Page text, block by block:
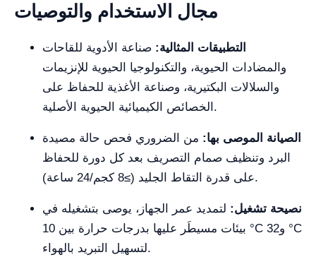
مجال الاستخدام والتوصيات
التطبيقات المثالية: صناعة الأدوية للقاحات
والمضادات الحيوية، والتكنولوجيا الحيوية للإنزيمات
والسلالات البكتيرية، وصناعة الأغذية للحفاظ على
الخصائص الكيميائية الحيوية الأصلية.
الصيانة الموصى بها: من الضروري فحص حالة مصيدة
البرد وتنظيف صمام التصريف بعد كل دورة للحفاظ
على قدرة التقاط الجليد (≥8 كجم/24 ساعة).
نصيحة تشغيل: لتمديد عمر الجهاز، يوصى بتشغيله في
بيئات مسيطَر عليها بدرجات حرارة بين 10 °C و32 °C
لتسهيل التبريد بالهواء.